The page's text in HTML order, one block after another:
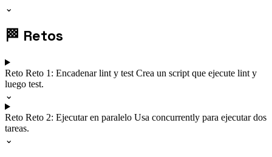
⌄
🏁 Retos
Reto Reto 1: Encadenar lint y test Crea un script que ejecute lint y
luego test.
⌄
Reto Reto 2: Ejecutar en paralelo Usa concurrently para ejecutar dos
tareas.
⌄